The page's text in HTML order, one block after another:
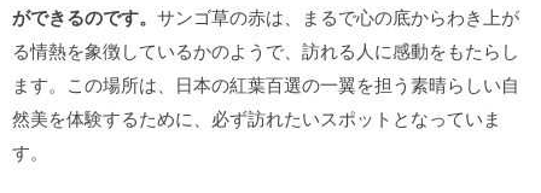
ができるのです。 サンゴ草の赤は、まるで心の底からわき上が
る情熱を象徴しているかのようで、訪れる人に感動をもたらし
ます。この場所は、日本の紅葉百選の一翼を担う素晴らしい自
然美を体験するために、必ず訪れたいスポットとなっていま
す。